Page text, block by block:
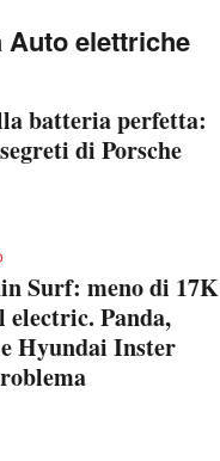
Auto elettriche
batteria perfetta:
di Porsche
Surf: meno di 17K
Panda,
Hyundai Inster